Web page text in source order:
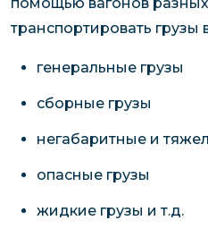
транспортировать грузы
генеральные грузы
сборные грузы
негабаритные и
опасные грузы
жидкие грузы и т.д.